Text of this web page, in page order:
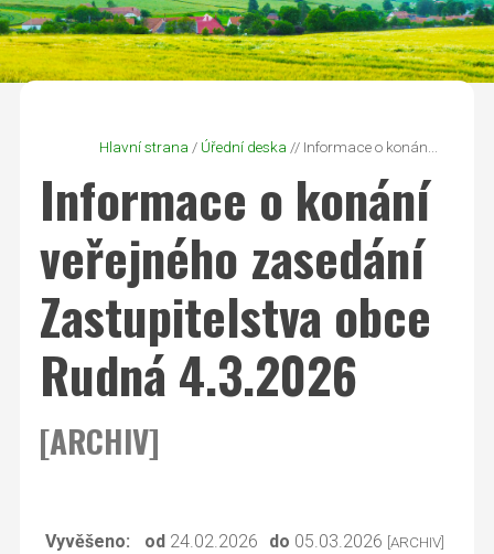
Hlavní strana / Úřední deska // Informace o konán...
Informace o konání
veřejného zasedání
Zastupitelstva obce
Rudná 4.3.2026
[ARCHIV]
Vyvěšeno: od 24.02.2026 do 05.03.2026 [ARCHIV]